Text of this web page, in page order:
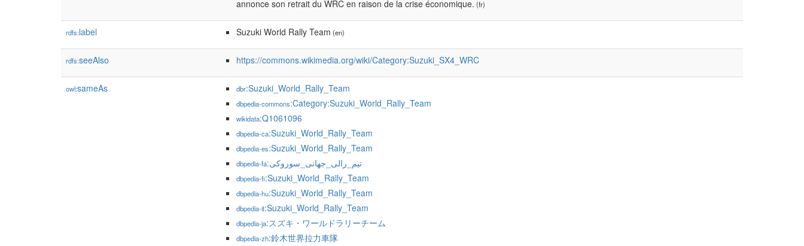
annonce son retrait du WRC en raison de la crise économique. (fr)
rdfs:label Suzuki World Rally Team (en)
rdfs:seeAlso https://commons.wikimedia.org/wiki/Category:Suzuki_SX4_WRC
owl:sameAs dbr:Suzuki_World_Rally_Team
dbpedia-commons:Category:Suzuki_World_Rally_Team
wikidata:Q1061096
dbpedia-ca:Suzuki_World_Rally_Team
dbpedia-es:Suzuki_World_Rally_Team
dbpedia-fa :تیم_رالی_جهانی_سوزوکی
dbpedia-fi:Suzuki_World_Rally_Team
dbpedia-hu:Suzuki_World_Rally_Team
dbpedia-it:Suzuki_World_Rally_Team
dbpedia-ja:スズキ・ワールドラリーチーム
dbpedia-zh:鈴木世界拉力車隊